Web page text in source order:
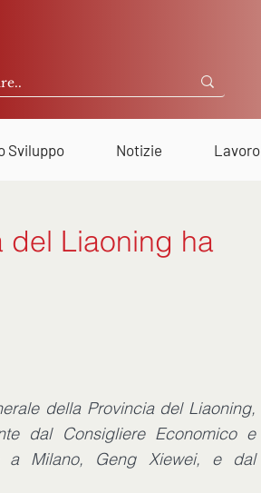
Sviluppo Notizie Lavoro
del Liaoning ha
della Provincia del Liaoning,
dal Consigliere Economico e
a Milano, Geng Xiewei, e dal